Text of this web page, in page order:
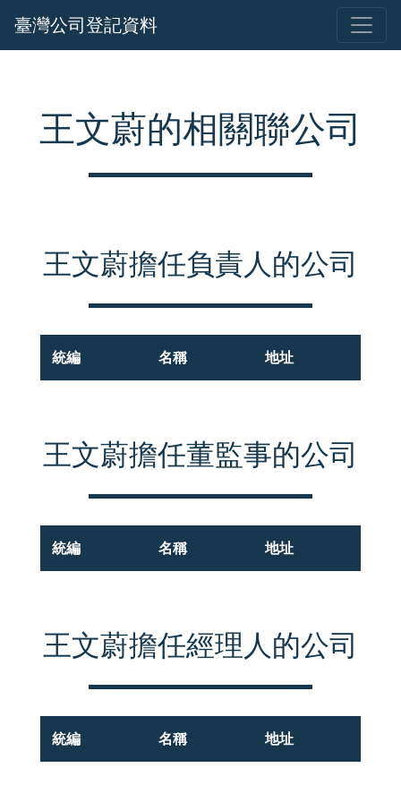
臺灣公司登記資料
王文蔚的相關聯公司
王文蔚擔任負責人的公司
統編 名稱 地址
王文蔚擔任董監事的公司
統編 名稱 地址
王文蔚擔任經理人的公司
統編 名稱 地址